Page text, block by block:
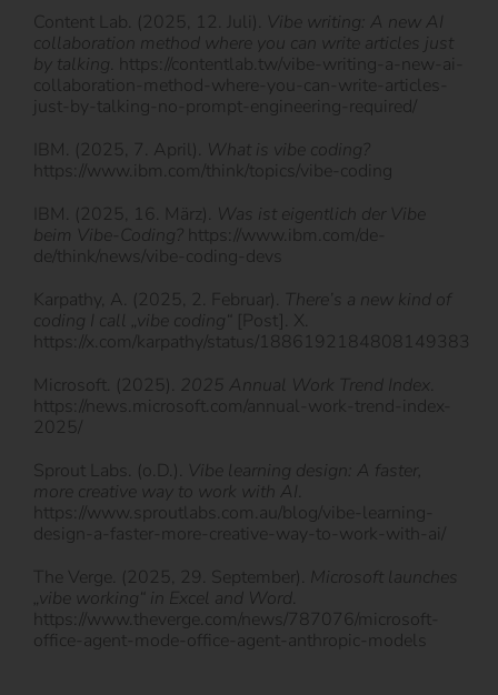
Content Lab. (2025, 12. Juli). Vibe writing: A new AI
collaboration method where you can write articles just
by talking. https://contentlab.tw/vibe-writing-a-new-ai-
collaboration-method-where-you-can-write-articles-
just-by-talking-no-prompt-engineering-required/
IBM. (2025, 7. April). What is vibe coding?
https://www.ibm.com/think/topics/vibe-coding
IBM. (2025, 16. März). Was ist eigentlich der Vibe
beim Vibe-Coding? https://www.ibm.com/de-
de/think/news/vibe-coding-devs
Karpathy, A. (2025, 2. Februar). There’s a new kind of
coding I call „vibe coding“ [Post]. X.
https://x.com/karpathy/status/1886192184808149383
Microsoft. (2025). 2025 Annual Work Trend Index.
https://news.microsoft.com/annual-work-trend-index-
2025/
Sprout Labs. (o.D.). Vibe learning design: A faster,
more creative way to work with AI.
https://www.sproutlabs.com.au/blog/vibe-learning-
design-a-faster-more-creative-way-to-work-with-ai/
The Verge. (2025, 29. September). Microsoft launches
„vibe working“ in Excel and Word.
https://www.theverge.com/news/787076/microsoft-
office-agent-mode-office-agent-anthropic-models